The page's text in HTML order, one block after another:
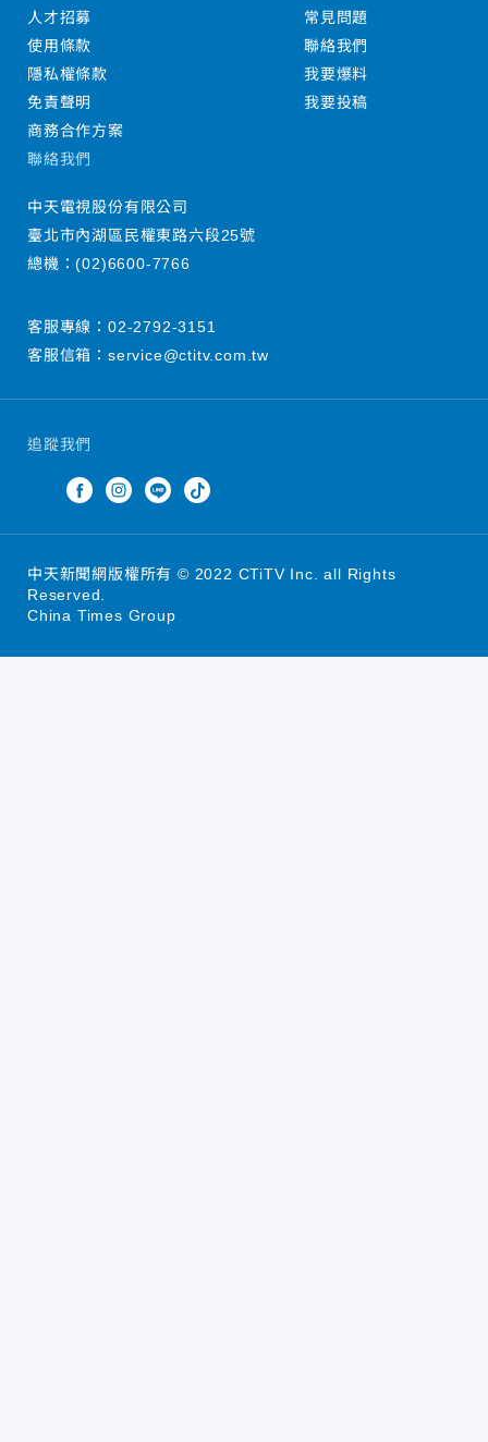
追蹤我們
人才招募
使用條款
隱私權條款
免責聲明
商務合作方案
常見問題
聯絡我們
我要爆料
我要投稿
聯絡我們
中天電視股份有限公司
臺北市內湖區民權東路六段25號
總機：(02)6600-7766
客服專線： 02-2792-3151
客服信箱： service@ctitv.com.tw
中天新聞網版權所有 © 2022 CTiTV Inc. all Rights
Reserved.
China Times Group